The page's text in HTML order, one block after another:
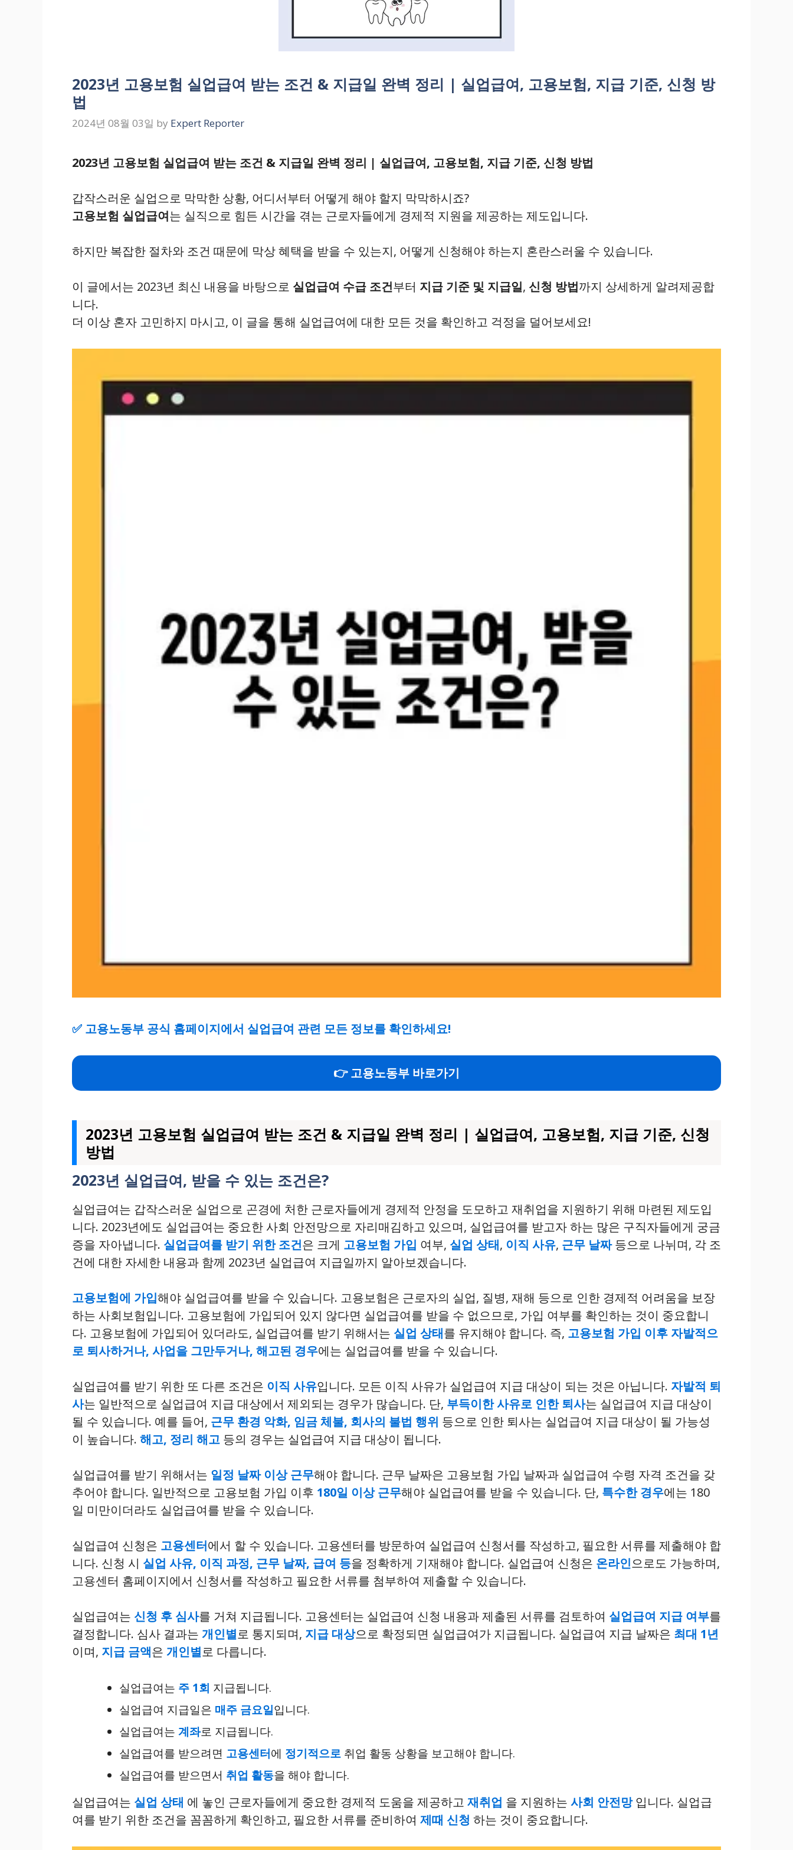
2023년 고용보험 실업급여 받는 조건 & 지급일 완벽 정리 | 실업급여, 고용보험, 지급 기준, 신청 방
법
2024년 08월 03일 by Expert Reporter
2023년 고용보험 실업급여 받는 조건 & 지급일 완벽 정리 | 실업급여, 고용보험, 지급 기준, 신청 방법
갑작스러운 실업으로 막막한 상황, 어디서부터 어떻게 해야 할지 막막하시죠?
고용보험 실업급여는 실직으로 힘든 시간을 겪는 근로자들에게 경제적 지원을 제공하는 제도입니다.
하지만 복잡한 절차와 조건 때문에 막상 혜택을 받을 수 있는지, 어떻게 신청해야 하는지 혼란스러울 수 있습니다.
이 글에서는 2023년 최신 내용을 바탕으로 실업급여 수급 조건부터 지급 기준 및 지급일, 신청 방법까지 상세하게 알려제공합
니다.
더 이상 혼자 고민하지 마시고, 이 글을 통해 실업급여에 대한 모든 것을 확인하고 걱정을 덜어보세요!
✅ 고용노동부 공식 홈페이지에서 실업급여 관련 모든 정보를 확인하세요!
👉 고용노동부 바로가기
2023년 고용보험 실업급여 받는 조건 & 지급일 완벽 정리 | 실업급여, 고용보험, 지급 기준, 신청
방법
2023년 실업급여, 받을 수 있는 조건은?
실업급여는 갑작스러운 실업으로 곤경에 처한 근로자들에게 경제적 안정을 도모하고 재취업을 지원하기 위해 마련된 제도입
니다. 2023년에도 실업급여는 중요한 사회 안전망으로 자리매김하고 있으며, 실업급여를 받고자 하는 많은 구직자들에게 궁금
증을 자아냅니다. 실업급여를 받기 위한 조건은 크게 고용보험 가입 여부, 실업 상태, 이직 사유, 근무 날짜등으로 나뉘며, 각 조
건에 대한 자세한 내용과 함께 2023년 실업급여 지급일까지 알아보겠습니다.
고용보험에 가입해야 실업급여를 받을 수 있습니다. 고용보험은 근로자의 실업, 질병, 재해 등으로 인한 경제적 어려움을 보장
하는 사회보험입니다. 고용보험에 가입되어 있지 않다면 실업급여를 받을 수 없으므로, 가입 여부를 확인하는 것이 중요합니
다. 고용보험에 가입되어 있더라도, 실업급여를 받기 위해서는 실업 상태를 유지해야 합니다. 즉, 고용보험 가입 이후 자발적으
로 퇴사하거나, 사업을 그만두거나, 해고된 경우에는 실업급여를 받을 수 있습니다.
실업급여를 받기 위한 또 다른 조건은 이직 사유입니다. 모든 이직 사유가 실업급여 지급 대상이 되는 것은 아닙니다. 자발적 퇴
사는 일반적으로 실업급여 지급 대상에서 제외되는 경우가 많습니다. 단, 부득이한 사유로 인한 퇴사는 실업급여 지급 대상이
될 수 있습니다. 예를 들어, 근무 환경 악화, 임금 체불, 회사의 불법 행위 등으로 인한 퇴사는 실업급여 지급 대상이 될 가능성
이 높습니다. 해고, 정리 해고 등의 경우는 실업급여 지급 대상이 됩니다.
실업급여를 받기 위해서는 일정 날짜 이상 근무해야 합니다. 근무 날짜은 고용보험 가입 날짜과 실업급여 수령 자격 조건을 갖
추어야 합니다. 일반적으로 고용보험 가입 이후 180일 이상 근무해야 실업급여를 받을 수 있습니다. 단, 특수한 경우에는 180
일 미만이더라도 실업급여를 받을 수 있습니다.
실업급여 신청은 고용센터에서 할 수 있습니다. 고용센터를 방문하여 실업급여 신청서를 작성하고, 필요한 서류를 제출해야 합
니다. 신청 시 실업 사유, 이직 과정, 근무 날짜, 급여 등을 정확하게 기재해야 합니다. 실업급여 신청은 온라인으로도 가능하며,
고용센터 홈페이지에서 신청서를 작성하고 필요한 서류를 첨부하여 제출할 수 있습니다.
실업급여는 신청 후 심사를 거쳐 지급됩니다. 고용센터는 실업급여 신청 내용과 제출된 서류를 검토하여 실업급여 지급 여부를
결정합니다. 심사 결과는 개인별로 통지되며, 지급 대상으로 확정되면 실업급여가 지급됩니다. 실업급여 지급 날짜은 최대 1년
이며, 지급 금액은 개인별로 다릅니다.
실업급여는 주 1회 지급됩니다.
실업급여 지급일은 매주 금요일입니다.
실업급여는 계좌로 지급됩니다.
실업급여를 받으려면 고용센터에 정기적으로 취업 활동 상황을 보고해야 합니다.
실업급여를 받으면서 취업 활동을 해야 합니다.
실업급여는 실업 상태 에 놓인 근로자들에게 중요한 경제적 도움을 제공하고 재취업 을 지원하는 사회 안전망입니다. 실업급
여를 받기 위한 조건을 꼼꼼하게 확인하고, 필요한 서류를 준비하여 제때 신청 하는 것이 중요합니다.